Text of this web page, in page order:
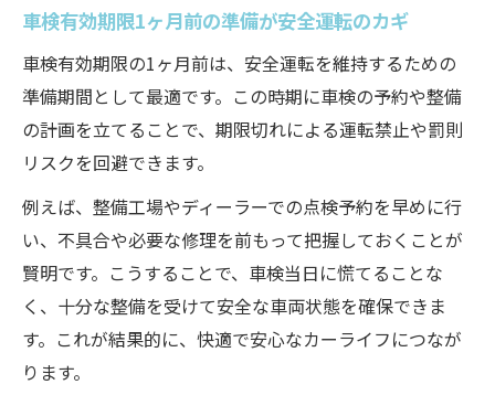
車検有効期限1ヶ月前の準備が安全運転のカギ
車検有効期限の1ヶ月前は、安全運転を維持するための
準備期間として最適です。この時期に車検の予約や整備
の計画を立てることで、期限切れによる運転禁止や罰則
リスクを回避できます。
例えば、整備工場やディーラーでの点検予約を早めに行
い、不具合や必要な修理を前もって把握しておくことが
賢明です。こうすることで、車検当日に慌てることな
く、十分な整備を受けて安全な車両状態を確保できま
す。これが結果的に、快適で安心なカーライフにつなが
ります。